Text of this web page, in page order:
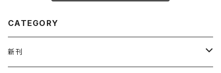
CATEGORY
新刊